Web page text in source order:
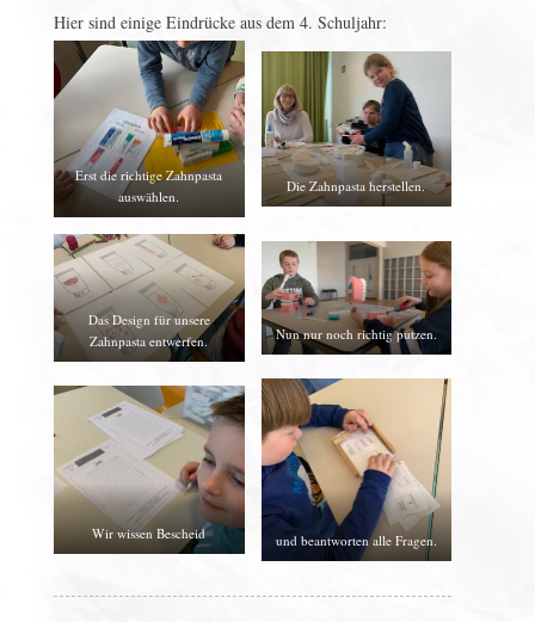
Hier sind einige Eindrücke aus dem 4. Schuljahr:
Erst die richtige Zahnpasta
auswählen.
Die Zahnpasta herstellen.
Das Design für unsere
Zahnpasta entwerfen.
Nun nur noch richtig putzen.
Wir wissen Bescheid und beantworten alle Fragen.